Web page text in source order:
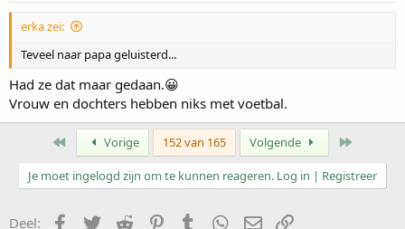
e
n
erka zei:
Teveel naar papa geluisterd...
Had ze dat maar gedaan.😀
Vrouw en dochters hebben niks met voetbal.
Eerste Vorige 152 van 165 Volgende
Je moet ingelogd zijn om te kunnen reageren. Log in | Registreer
Deel: Facebook
Twitter Reddit PinterestTumblr WhatsApp
E-mail